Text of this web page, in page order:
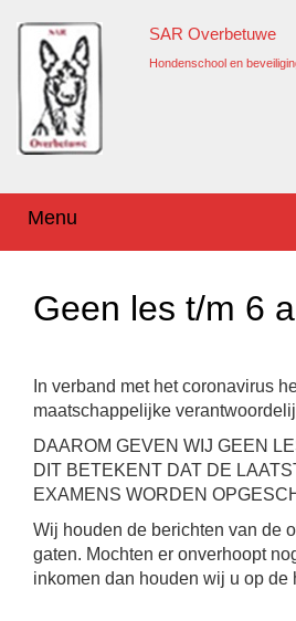
inhoud
hoofdmenu
SAR Overbetuwe
Hondenschool en
Menu
Geen les t/m 6
In verband met het coronavirus
maatschappelijke
DAAROM GEVEN WIJ GEEN
DIT BETEKENT DAT DE
EXAMENS WORDEN
Wij houden de berichten van de
gaten. Mochten er onverhoopt
inkomen dan houden wij u op de